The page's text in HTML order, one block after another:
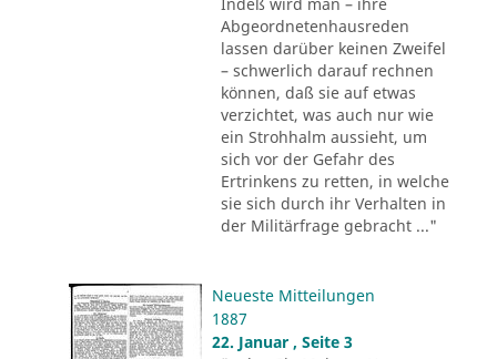
Indeß wird man – ihre
Abgeordnetenhausreden
lassen darüber keinen Zweifel
– schwerlich darauf rechnen
können, daß sie auf etwas
verzichtet, was auch nur wie
ein Strohhalm aussieht, um
sich vor der Gefahr des
Ertrinkens zu retten, in welche
sie sich durch ihr Verhalten in
der Militärfrage gebracht ..."
Neueste Mitteilungen
1887
22. Januar , Seite 3